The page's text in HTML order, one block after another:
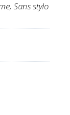
Sans stylo